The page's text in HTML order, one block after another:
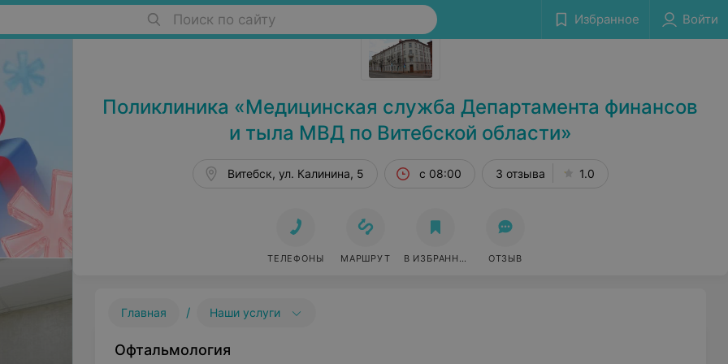
Поиск по сайту Избранное Войти
Поликлиники в Витебске Сообщить об ошибке
Поликлиника «Медицинская служба Департамента финансов
и тыла МВД по Витебской области»
Витебск, ул. Калинина, 5 с 08:00 3 отзыва 1.0
ТЕЛЕФОНЫ МАРШРУТ В ИЗБРАННОЕ ОТЗЫВ
Главная / Наши услуги
Офтальмология